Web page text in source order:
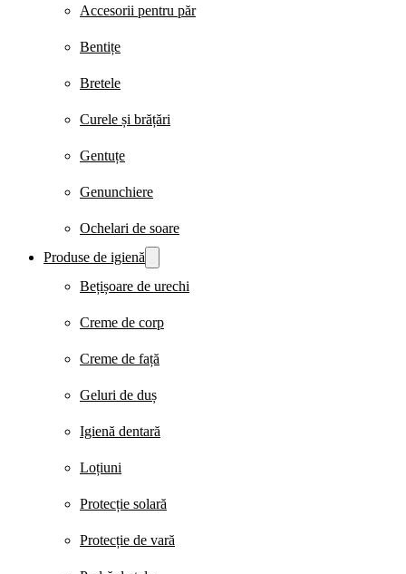
Accesorii pentru păr
Bentițe
Bretele
Curele și brățări
Gentuțe
Genunchiere
Ochelari de soare
Produse de igienă
Bețișoare de urechi
Creme de corp
Creme de față
Geluri de duș
Igienă dentară
Loțiuni
Protecție solară
Protecție de vară